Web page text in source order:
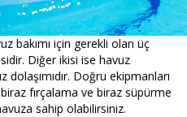
bakımı için gerekli olan üç
Diğer ikisi ise havuz
dolaşımıdır. Doğru ekipmanları
biraz fırçalama ve biraz süpürme
sahip olabilirsiniz.